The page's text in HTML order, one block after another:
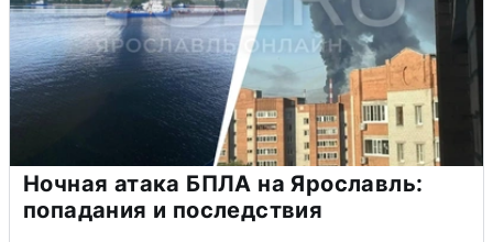
Ночная атака БПЛА на Ярославль:
попадания и последствия